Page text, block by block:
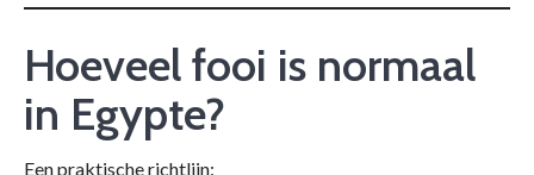
Hoeveel fooi is normaal
in Egypte?
Een praktische richtlijn: